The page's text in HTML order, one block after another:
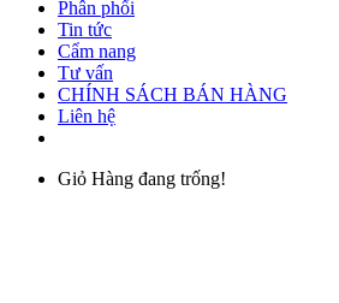
Phân phối
Tin tức
Cẩm nang
Tư vấn
CHÍNH SÁCH BÁN HÀNG
Liên hệ
Giỏ Hàng đang trống!